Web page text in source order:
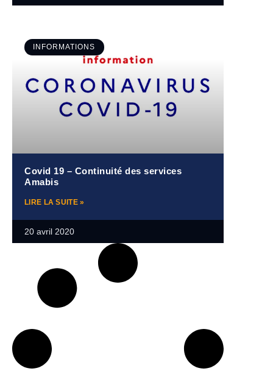
INFORMATIONS
Covid 19 – Continuité des services
Amabis
LIRE LA SUITE »
20 avril 2020